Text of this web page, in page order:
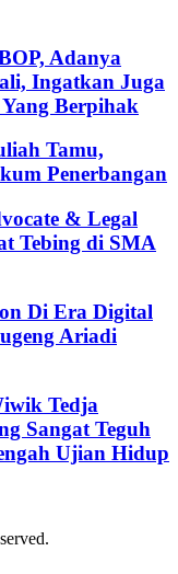
Adanya
Ingatkan Juga
Berpihak
Tamu,
Penerbangan
& Legal
Tebing di SMA
Di Era Digital
Ariadi
Tedja
Sangat Teguh
Ujian Hidup